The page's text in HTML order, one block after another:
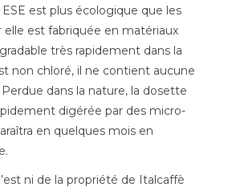
est plus écologique que les
elle est fabriquée en matériaux
très rapidement dans la
non chloré, il ne contient aucune
dans la nature, la dosette
digérée par des micro-
en quelques mois en
ni de la propriété de Italcaffè